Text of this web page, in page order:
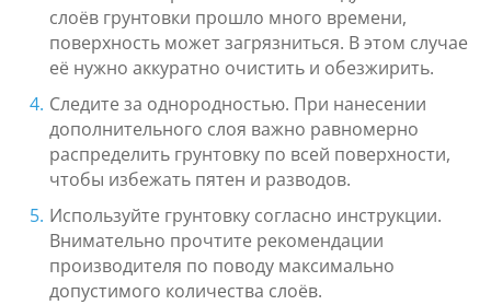
слоёв грунтовки прошло много времени,
поверхность может загрязниться. В этом случае
её нужно аккуратно очистить и обезжирить.
Следите за однородностью. При нанесении
дополнительного слоя важно равномерно
распределить грунтовку по всей поверхности,
чтобы избежать пятен и разводов.
Используйте грунтовку согласно инструкции.
Внимательно прочтите рекомендации
производителя по поводу максимально
допустимого количества слоёв.